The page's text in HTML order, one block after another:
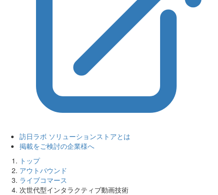
訪日ラボ ソリューションストアとは
掲載をご検討の企業様へ
トップ
アウトバウンド
ライブコマース
次世代型インタラクティブ動画技術